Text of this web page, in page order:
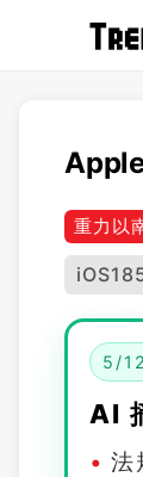
重力以
5/
AI
法